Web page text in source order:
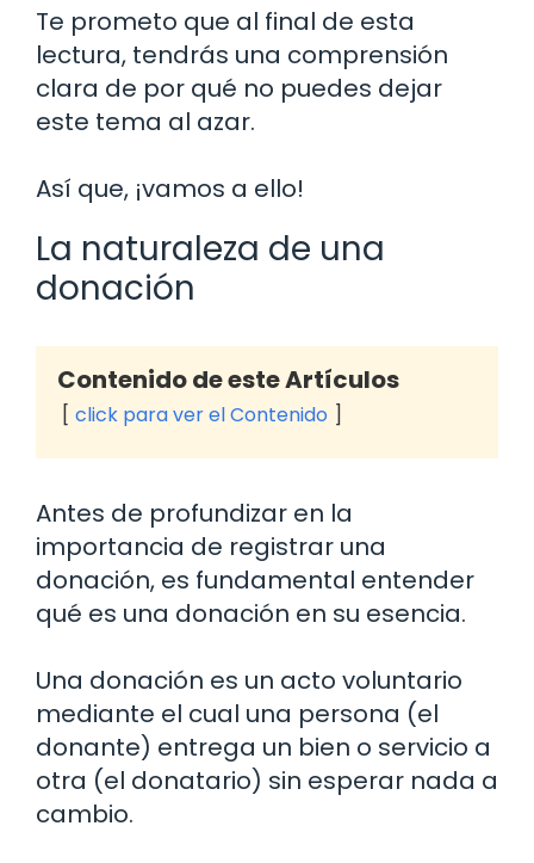
Te prometo que al final de esta
lectura, tendrás una comprensión
clara de por qué no puedes dejar
este tema al azar.
Así que, ¡vamos a ello!
La naturaleza de una
donación
Contenido de este Artículos
click para ver el Contenido
Antes de profundizar en la
importancia de registrar una
donación, es fundamental entender
qué es una donación en su esencia.
Una donación es un acto voluntario
mediante el cual una persona (el
donante) entrega un bien o servicio a
otra (el donatario) sin esperar nada a
cambio.